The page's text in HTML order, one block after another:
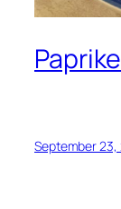
September 23,